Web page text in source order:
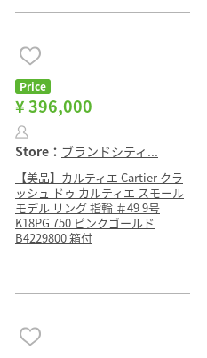
Price
¥ 396,000
Store： ブランドシティ...
【美品】カルティエ Cartier クラ
ッシュ ドゥ カルティエ スモール
モデル リング 指輪 ＃49 9号
K18PG 750 ピンクゴールド
B4229800 箱付